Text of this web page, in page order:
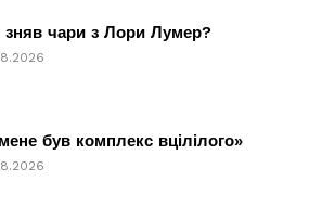
зняв чари з Лори Лумер?
був комплекс вцілілого»